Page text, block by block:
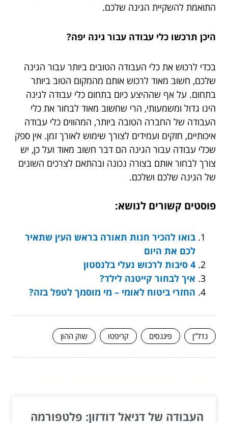
התואמת להשקיית הגינה שלכם.
היכן תרכשו כלי עבודה עבור גינה יפה?
בכדי לרכוש את כלי העבודה הטובים ביותר עבור הגינה
שלכם, חשוב מאוד לרכוש אותם מהמקום הטוב ביותר
בתחום. על אף שההיצע כיום בתחום כלי עבודה לגינה
הינו גדול ומשמעותי, הרי שחשוב מאוד לבחור את כלי
העבודה של החברה הטובה ביותר, המהווים כלי עבודה
איכותיים, חזקים ועמידים לצורך שימוש לאורך זמן. אין ספק
שכלי עבודה עבור הגינה הם דבר חשוב מאוד ועל כן, יש
צורך לבחור אותם בצורה נכונה ובהתאם לצרכים השונים
של הגינה שלכם ושלכם.
פוסטים קשורים לנושא:
בואו להכיר חנות תאורה בראש העין שתאיר
לכם את היום
4 סיבות לרכוש נעלי בלנסטון
איך לבחור קייטנה לילד?
החזרי ביטוח לאומי – מי מוסמך לטפל בזה?
נדל"ן פיננסים קריפטו שוק ההון
העבודה של דניאל דודזון: פלטפורמה